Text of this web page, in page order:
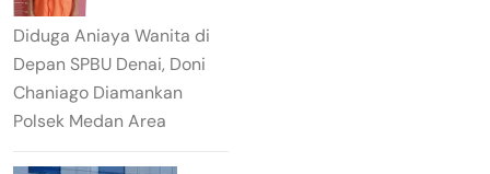
Diduga Aniaya Wanita di
Depan SPBU Denai, Doni
Chaniago Diamankan
Polsek Medan Area